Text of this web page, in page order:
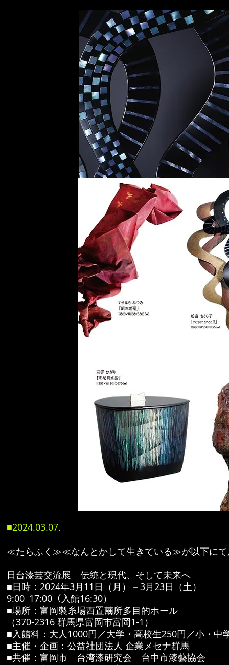
■2024.03.07.
≪たらふく≫≪なんとかして生きている≫が以下にて
日台漆芸交流展 伝統と現代、そして未来へ
■日時：2024年3月11日（月）－3月23日（土）
9:00ｰ17:00（入館16:30）
■場所：富岡製糸場西置繭所多目的ホール
（370-2316 群馬県富岡市富岡1-1）
■入館料：大人1000円／大学・高校生250円／小・中
■主催・企画：公益社団法人 企業メセナ群馬
■共催：富岡市 台湾漆研究会 台中市漆藝協会